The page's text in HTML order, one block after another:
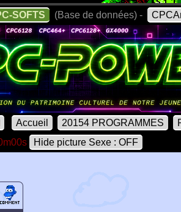
SOFTS (Base de données) -
Accueil 20154 PROGRAMMES
Hide picture Sexe : OFF